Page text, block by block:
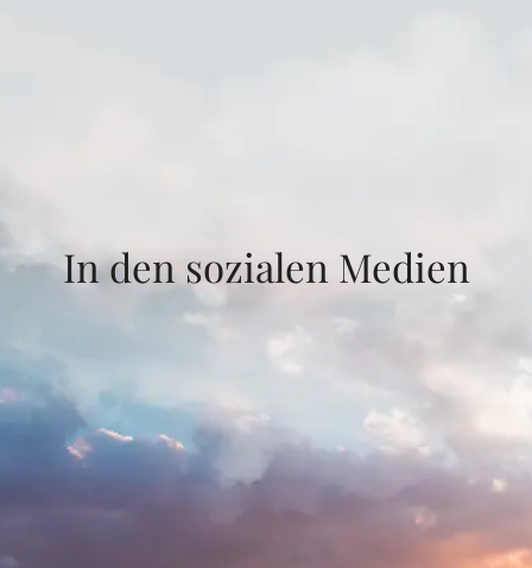
In den sozialen Medien